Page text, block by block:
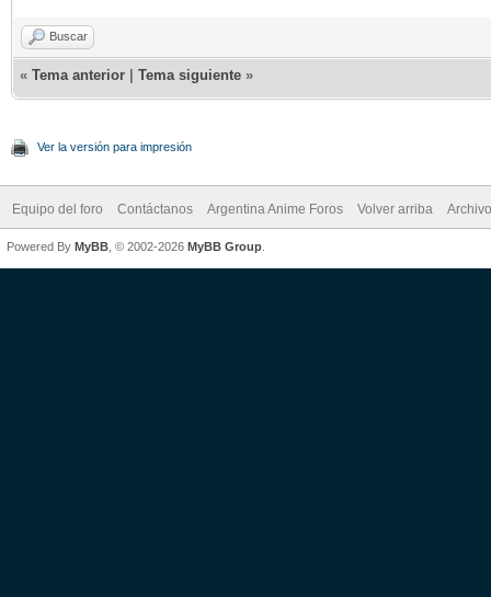
Buscar
« Tema anterior Tema siguiente »
Ver la versión para impresión
Equipo del foro Contáctanos Argentina Anime Foros Volver arriba
Powered By MyBB , © 2002-2026 MyBB Group